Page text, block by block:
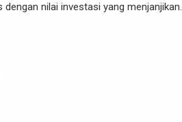
nilai investasi yang menjanjikan.